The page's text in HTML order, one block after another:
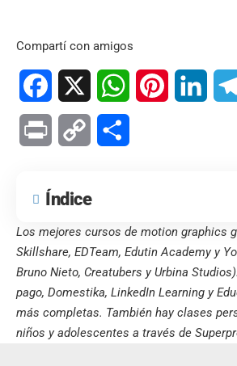
Compartí con amigos
Facebook WhatsAppPinterest
Print Copy
Índice
Los mejores cursos de motion graphics
Skillshare, EDTeam, Edutin Academy y
Bruno Nieto, Creatubers y Urbina
pago, Domestika, LinkedIn Learning y
más completas. También hay clases
niños y adolescentes a través de